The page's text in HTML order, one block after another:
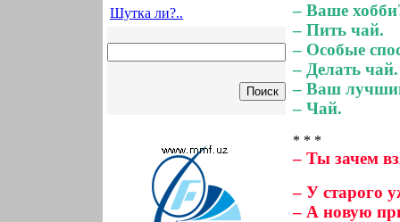
Шутка ли?..
– Ваше
– Пить чай.
– Особые
– Делать чай.
– Ваш
– Чай.
* * *
– Ты зачем
– У старого
– А новую